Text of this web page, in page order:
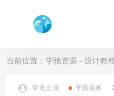
当前位置： 学驰资源 > 设计教
学无止境 平面插画